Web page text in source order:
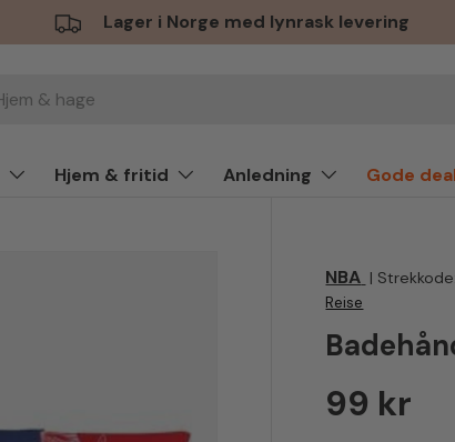
Lager i Norge med lynrask levering
Hjem & fritid Anledning Gode
NBA | Strekkode:
Reise
Vanlig
99 kr